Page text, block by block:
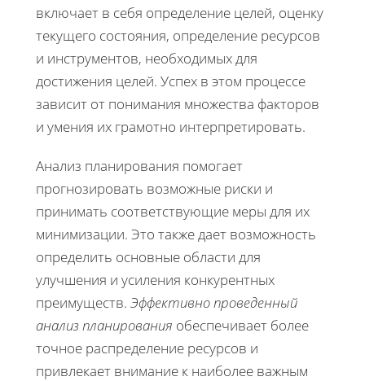
включает в себя определение целей, оценку
текущего состояния, определение ресурсов
и инструментов, необходимых для
достижения целей. Успех в этом процессе
зависит от понимания множества факторов
и умения их грамотно интерпретировать.
Анализ планирования помогает
прогнозировать возможные риски и
принимать соответствующие меры для их
минимизации. Это также дает возможность
определить основные области для
улучшения и усиления конкурентных
преимуществ. Эффективно проведенный
анализ планирования обеспечивает более
точное распределение ресурсов и
привлекает внимание к наиболее важным